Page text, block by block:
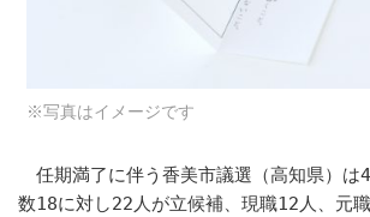
※写真はイメージです
任期満了に伴う香美市議選（高知県）は
数18に対し22人が立候補、現職12人、元